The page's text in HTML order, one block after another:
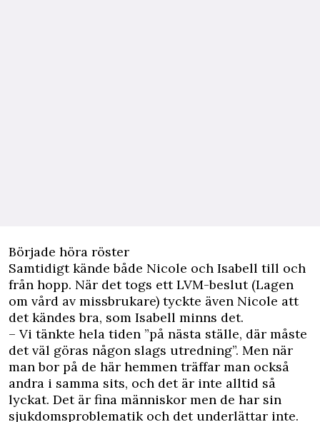
Började höra röster
Samtidigt kände både Nicole och Isabell till och
från hopp. När det togs ett LVM-beslut (Lagen
om vård av missbrukare) tyckte även Nicole att
det kändes bra, som Isabell minns det.
– Vi tänkte hela tiden ”på nästa ställe, där måste
det väl göras någon slags utredning”. Men när
man bor på de här hemmen träffar man också
andra i samma sits, och det är inte alltid så
lyckat. Det är fina människor men de har sin
sjukdomsproblematik och det underlättar inte.